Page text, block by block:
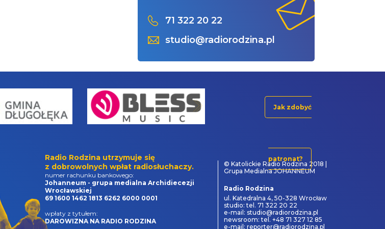
71 322 20 22
studio@radiorodzina.pl
Jak zdobyć
patronat?
Radio Rodzina utrzymuje się
z dobrowolnych wpłat radiosłuchaczy.
numer rachunku bankowego:
Johanneum - grupa medialna Archidiecezji
Wrocławskiej
69 1600 1462 1813 6262 6000 0001
wpłaty z tytułem:
DAROWIZNA NA RADIO RODZINA
© Katolickie Radio Rodzina 2018 |
Grupa Medialna JOHANNEUM
Radio Rodzina
ul. Katedralna 4, 50-328 Wrocław
studio: tel. 71 322 20 22
e-mail: studio@radiorodzina.pl
newsroom: tel. +48 71 327 12 85
e-mail: reporter@radiorodzina.pl